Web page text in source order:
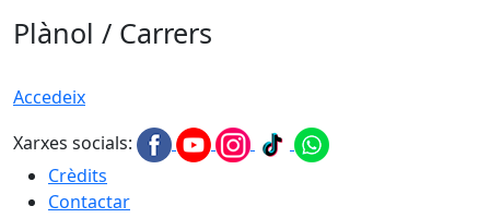
Plànol / Carrers
Accedeix
Xarxes socials:
Crèdits
Contactar